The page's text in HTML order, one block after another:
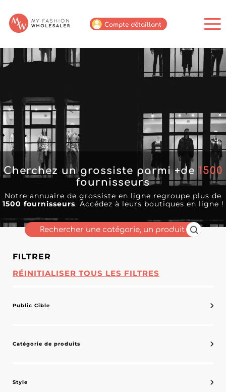
Compte détaillant
Cherchez un grossiste parmi +de1500
fournisseurs
Notre annuaire de grossiste en ligne regroupe plus de
1500 fournisseurs. Accédez à leurs boutiques en ligne !
FILTRER
RÉINITIALISER TOUS LES FILTRES
Public Cible
Catégorie de produits
Style